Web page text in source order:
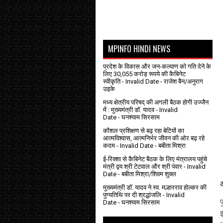
MPINFO HINDI NEWS
प्रदेश के विकास और जन-कल्याण को गति देने के
लिए 30,055 करोड़ रूपये की कैबिनेट
स्वीकृति- Invalid Date - राजेश बैन/अनुराग
उइके
मध्य क्षेत्रीय परिषद् की अगली बैठक होगी उज्जैन
में : मुख्यमंत्री डॉ. यादव- Invalid
Date - घनश्याम सिरसाम
कौशल प्रशिक्षण से बढ़ रहा बेटियों का
आत्मविश्वास, आत्मनिर्भर जीवन की ओर बढ़ रहे
कदम - Invalid Date - बबीता मिश्रा
ई-रिक्शा से कैबिनेट बैठक के लिए मंत्रालय पहुंचे
मंत्री द्वय श्री टेटवाल और श्री पंवार - Invalid
Date - बबीता मिश्रा/शिवम शुक्ल
मुख्यमंत्री डॉ. यादव ने स्व. मल्हारराव होल्कर की
पुण्यतिथि पर दी श्रद्धांजलि - Invalid
Date - घनश्याम सिरसाम